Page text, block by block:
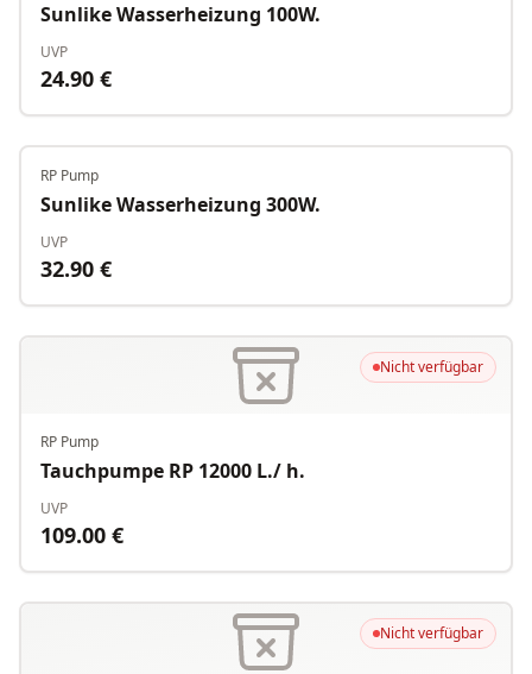
Sunlike Wasserheizung 100W.
UVP
24.90 €
RP Pump
Sunlike Wasserheizung 300W.
UVP
32.90 €
Nicht verfügbar
RP Pump
Tauchpumpe RP 12000 L./ h.
UVP
109.00 €
Nicht verfügbar